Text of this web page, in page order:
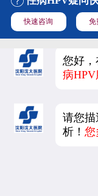
快速咨询 免
您好
病
请您
析！您